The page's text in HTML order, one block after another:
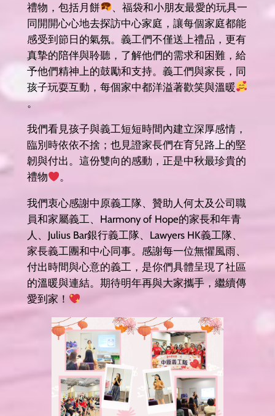
禮物，包括月餅
、福袋和小朋友最愛的玩具一
同開開心心地去探訪中心家庭，讓每個家庭都能
感受到節日的氣氛。義工們不僅送上禮品，更有
真摯的陪伴與聆聽，了解他們的需求和困難，給
予他們精神上的鼓勵和支持。義工們與家長，同
孩子玩耍互動，每個家中都洋溢著歡笑與溫暖
。
我們看見孩子與義工短短時間內建立深厚感情，
臨別時依依不捨；也見證家長們在育兒路上的堅
韌與付出。這份雙向的感動，正是中秋最珍貴的
禮物
。
我們衷心感謝中原義工隊、贊助人何太及公司職
員和家屬義工、Harmony of Hope的家長和年青
人、Julius Bar銀行義工隊、Lawyers HK義工隊、
家長義工團和中心同事。感謝每一位無懼風雨、
付出時間與心意的義工，是你們具體呈現了社區
的溫暖與連結。期待明年再與大家攜手，繼續傳
愛到家！